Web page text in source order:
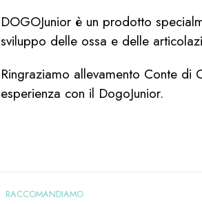
DOGOJunior è un prodotto
sviluppo delle ossa e delle
Ringraziamo allevamento Conte
esperienza con il DogoJunior.
RACCOMANDIAMO